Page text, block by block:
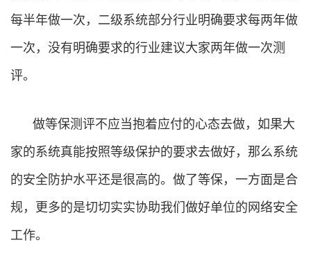
每半年做一次，二级系统部分行业明确要求每两年做
一次，没有明确要求的行业建议大家两年做一次测
评。
做等保测评不应当抱着应付的心态去做，如果大
家的系统真能按照等级保护的要求去做好，那么系统
的安全防护水平还是很高的。做了等保，一方面是合
规，更多的是切切实实协助我们做好单位的网络安全
工作。